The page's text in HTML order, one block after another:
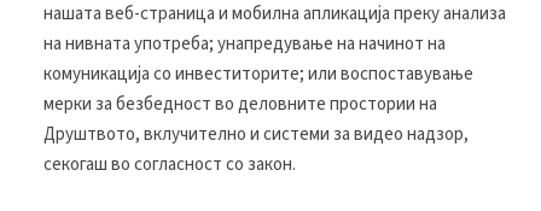
нашата веб-страница и мобилна апликација преку анализа
на нивната употреба; унапредување на начинот на
комуникација со инвеститорите; или воспоставување
мерки за безбедност во деловните простории на
Друштвото, вклучително и системи за видео надзор,
секогаш во согласност со закон.